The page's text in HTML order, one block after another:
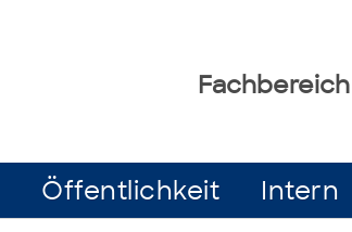
Öffentlichkeit Intern